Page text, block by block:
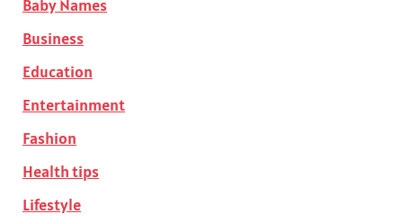
Baby Names
Business
Education
Entertainment
Fashion
Health tips
Lifestyle